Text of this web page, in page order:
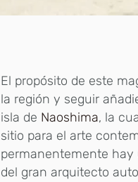
El propósito de este
la región y seguir
isla de Naoshima, la
sitio para el arte
permanentemente
del gran arquitecto